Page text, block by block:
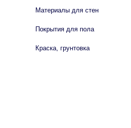
Материалы для стен
Покрытия для пола
Краска, грунтовка